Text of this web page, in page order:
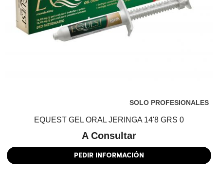
SOLO PROFESIONALES
EQUEST GEL ORAL JERINGA 14'8 GRS 0
A Consultar
PEDIR INFORMACIÓN